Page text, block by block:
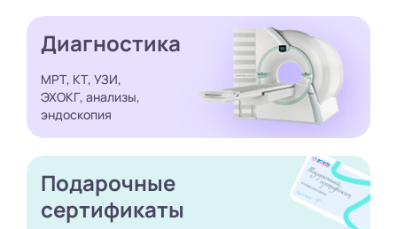
Диагностика
МРТ, КТ, УЗИ,
ЭХОКГ, анализы,
эндоскопия
Подарочные
сертификаты